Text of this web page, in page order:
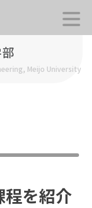
Meijo University
を紹介